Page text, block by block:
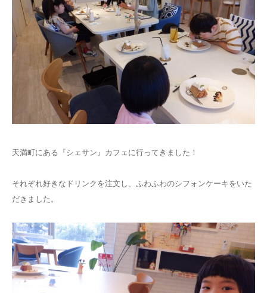
天満町にある『シェサン』カフェに行ってきました！
それぞれ好きなドリンクを注文し、ふわふわのシフォンケーキをいた
だきました。
アクセス
お知らせ